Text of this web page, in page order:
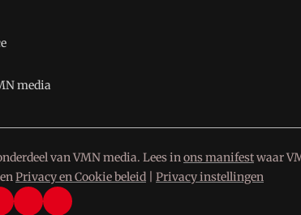
media
van VMN media. Lees inons manifestwaar
enPrivacy en Cookie beleid Privacy instellingen